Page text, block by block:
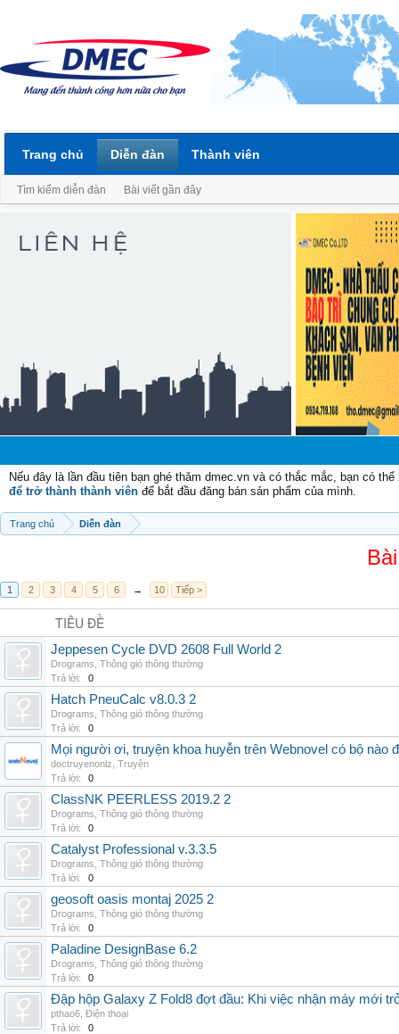
Nếu đây là lần đầu tiên bạn ghé thăm dmec.vn và có thắc mắc, bạn có
để trở thành thành viên để bắt đầu đăng bán sản phẩm của mình.
Trang chủ Diễn đàn
1 2 3 4 5 6 → 10 Tiếp >
TIÊU ĐỀ
Jeppesen Cycle DVD 2608 Full World 2
Drograms Thông gió thông thường
Trả lời:
0
Hatch PneuCalc v8.0.3 2
Drograms Thông gió thông thường
Trả lời:
0
Mọi người ơi, truyện khoa huyễn trên Webnovel có bộ nào
doctruyenonlz Truyện
Trả lời:
0
ClassNK PEERLESS 2019.2 2
Drograms Thông gió thông thường
Trả lời:
0
Catalyst Professional v.3.3.5
Drograms Thông gió thông thường
Trả lời:
0
geosoft oasis montaj 2025 2
Drograms Thông gió thông thường
Trả lời:
0
Paladine DesignBase 6.2
Drograms Thông gió thông thường
Trả lời:
0
Đập hộp Galaxy Z Fold8 đợt đầu: Khi việc nhận máy mới
pthao6 Điện thoại
Trả lời:
0
Trang chủ Diễn đàn
Tìm kiếm diễn đàn Bài viết gần đây
Thành viên